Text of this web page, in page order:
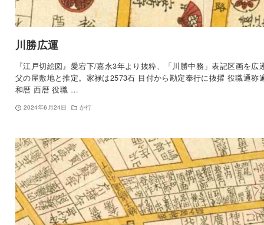
川勝広運
『江戸切絵図』愛宕下/嘉永3年より抜粋、「川勝中務」表記区画を広
父の屋敷地と推定。家禄は2573石 目付から勘定奉行に抜擢 役職通称
和暦 西暦 役職 …
2024年6月24日 か行